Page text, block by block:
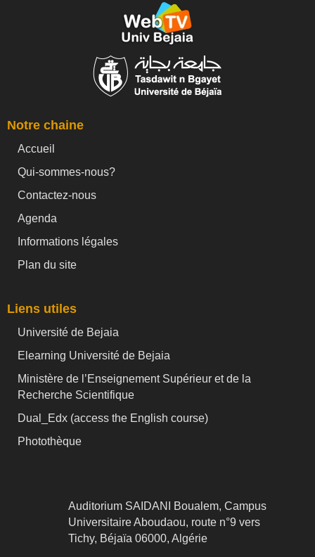
Notre chaine
Accueil
Qui-sommes-nous?
Contactez-nous
Agenda
Informations légales
Plan du site
Liens utiles
Université de Bejaia
Elearning Université de Bejaia
Ministère de l’Enseignement Supérieur et de la
Recherche Scientifique
Dual_Edx (access the English course)
Photothèque
Auditorium SAIDANI Boualem, Campus
Universitaire Aboudaou, route n°9 vers
Tichy, Béjaïa 06000, Algérie